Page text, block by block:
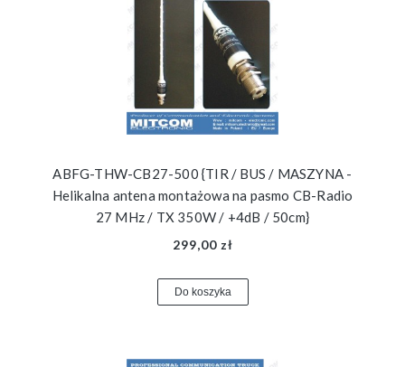
ABFG-THW-CB27-500 {TIR / BUS / MASZYNA -
Helikalna antena montażowa na pasmo CB-Radio
27 MHz / TX 350W / +4dB / 50cm}
299,00 zł
Do koszyka